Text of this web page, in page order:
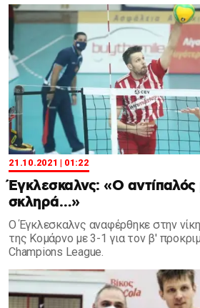
21.10.2021 | 01:22
Έγκλεσκαλνς: «Ο
σκληρά…»
Ο Έγκλεσκαλνς αναφέρθηκε στην
της Κομάρνο με 3-1 για τον β'
Champions League.